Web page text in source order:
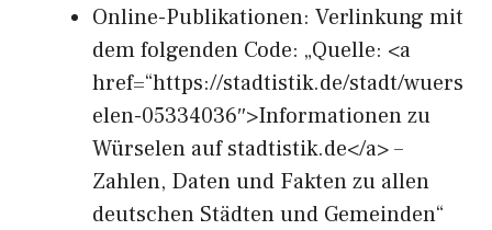
Online-Publikationen: Verlinkung mit
dem folgenden Code: „Quelle: <a
href=“https://stadtistik.de/stadt/wuers
elen-05334036″>Informationen zu
Würselen auf stadtistik.de</a> –
Zahlen, Daten und Fakten zu allen
deutschen Städten und Gemeinden“